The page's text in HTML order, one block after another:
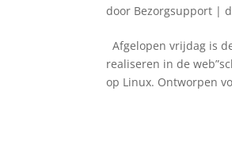
door Bezorgsupport |
Afgelopen vrijdag is
realiseren in de
op Linux. Ontworpen